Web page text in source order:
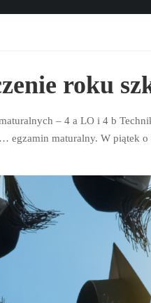
roku
– 4 a LO i 4 b
egzamin maturalny. W piątek